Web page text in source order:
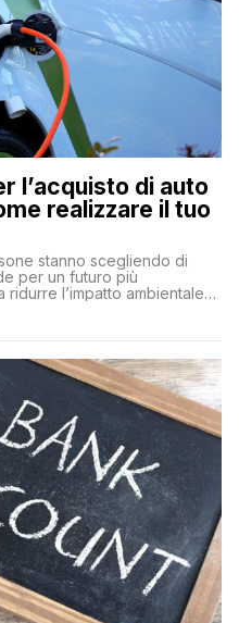
l’acquisto di auto
realizzare il tuo
stanno scegliendo di
per un futuro più
l’impatto ambientale,
termine, come minori costi